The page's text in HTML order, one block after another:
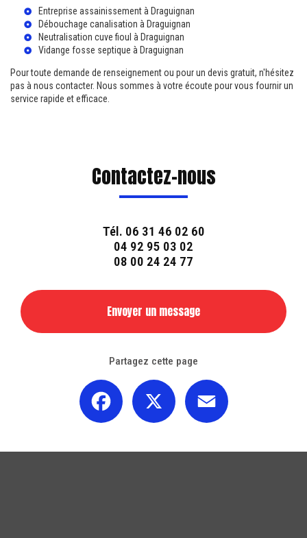
Entreprise assainissement à Draguignan
Débouchage canalisation à Draguignan
Neutralisation cuve fioul à Draguignan
Vidange fosse septique à Draguignan
Pour toute demande de renseignement ou pour un devis gratuit, n'hésitez
pas à nous contacter. Nous sommes à votre écoute pour vous fournir un
service rapide et efficace.
Contactez-nous
Tél. 06 31 46 02 60
04 92 95 03 02
08 00 24 24 77
Envoyer un message
Partagez cette page
Facebook